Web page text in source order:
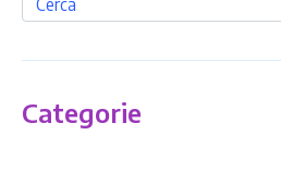
Categorie